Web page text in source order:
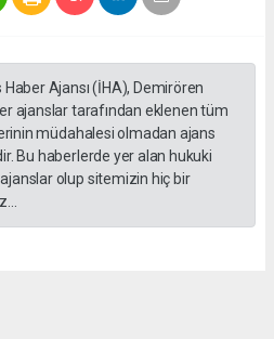
Ajansı (İHA), Demirören
ajanslar tarafından eklenen tüm
müdahalesi olmadan ajans
Bu haberlerde yer alan hukuki
olup sitemizin hiç bir